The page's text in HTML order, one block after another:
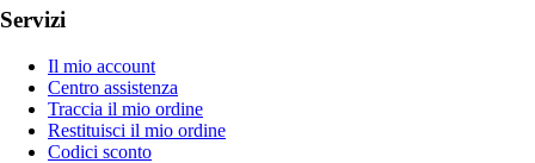
Servizi
Il mio account
Centro assistenza
Traccia il mio ordine
Restituisci il mio ordine
Codici sconto